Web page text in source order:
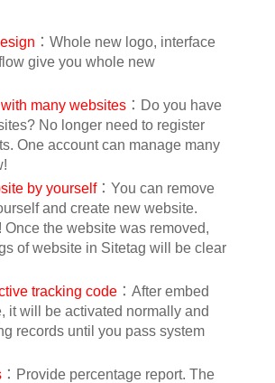
：Whole new logo, interface
give you whole new
many websites：Do you have
No longer need to register
One account can manage many
by yourself：You can remove
and create new website.
Once the website was removed,
of website in Sitetag will be clear
tracking code：After embed
it will be activated normally and
records until you pass system
：Provide percentage report. The